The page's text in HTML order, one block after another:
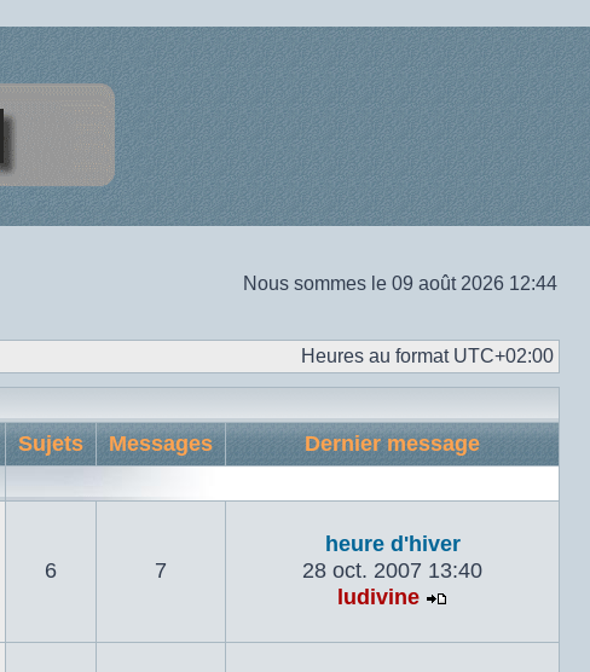
Nous sommes le 09 août 2026 12:44
Heures au format UTC+02:00
Sujets Messages
Dernier message
6 7
heure d'hiver
28 oct. 2007 13:40
ludivine